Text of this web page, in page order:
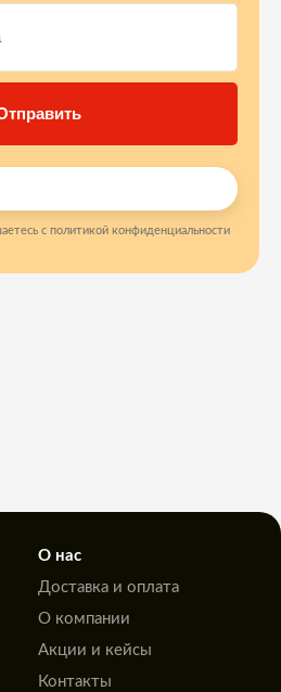
с политикой конфиденциальности
О нас
Доставка и оплата
О компании
Акции и кейсы
Контакты